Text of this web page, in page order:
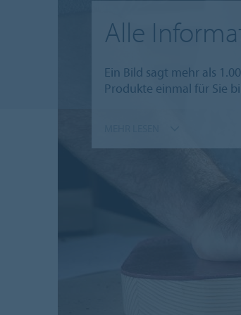
Alle
Ein Bild sagt mehr als
Produkte einmal für Sie